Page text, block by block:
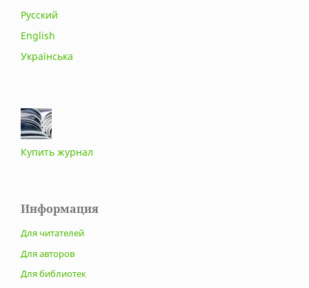
Русский
English
Українська
Купить журнал
Информация
Для читателей
Для авторов
Для библиотек